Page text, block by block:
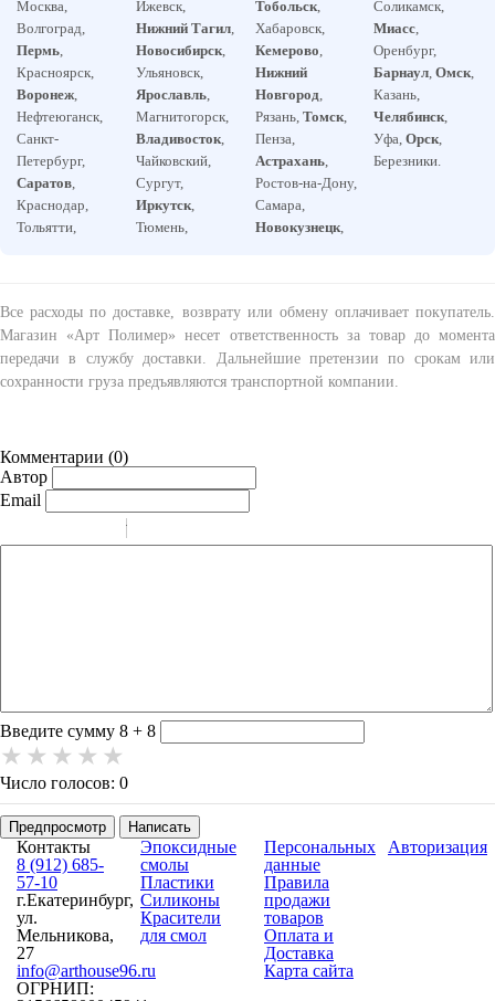
Москва,
Волгоград,
Пермь,
Красноярск,
Воронеж,
Нефтеюганск,
Санкт-
Петербург,
Саратов,
Краснодар,
Тольятти,
Ижевск,
Нижний Тагил,
Новосибирск,
Ульяновск,
Ярославль,
Магнитогорск,
Владивосток,
Чайковский,
Сургут,
Иркутск,
Тюмень,
Тобольск,
Хабаровск,
Кемерово,
Нижний
Новгород,
Рязань, Томск,
Пенза,
Астрахань,
Ростов-на-Дону,
Самара,
Новокузнецк,
Соликамск,
Миасс,
Оренбург,
Барнаул,Омск,
Казань,
Челябинск,
Уфа,Орск,
Березники.
Все расходы по доставке, возврату или обмену оплачивает покупатель.
Магазин «Арт Полимер» несет ответственность за товар до момента
передачи в службу доставки. Дальнейшие претензии по срокам или
сохранности груза предъявляются транспортной компании.
Комментарии (0)
Автор
Email
-
-
-
Введите сумму 8 + 8
Число голосов: 0
Предпросмотр Написать
Контакты
8 (912) 685-
57-10
г.Екатеринбург,
ул.
Мельникова,
27
info@arthouse96.ru
ОГРНИП:
Эпоксидные
смолы
Пластики
Силиконы
Красители
для смол
Персональных
данные
Правила
продажи
товаров
Оплата и
Доставка
Карта сайта
Авторизация